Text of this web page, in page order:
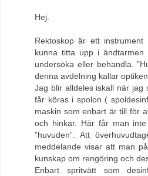
Hej.
Rektoskop är ett
kunna titta upp i
undersöka eller behandla.
denna avdelning kallar
Jag blir alldeles iskall när jag
får köras i spolon (
maskin som enbart är till för
och hinkar. Här får man
”huvuden”. Att
meddelande visar att man
kunskap om rengöring och
Enbart spritvätt som